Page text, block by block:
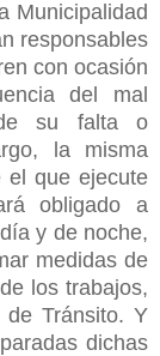
Municipalidad
responsables
con ocasión
del mal
su falta o
la misma
el que ejecute
obligado a
y de noche,
medidas de
los trabajos,
de Tránsito. Y
dichas